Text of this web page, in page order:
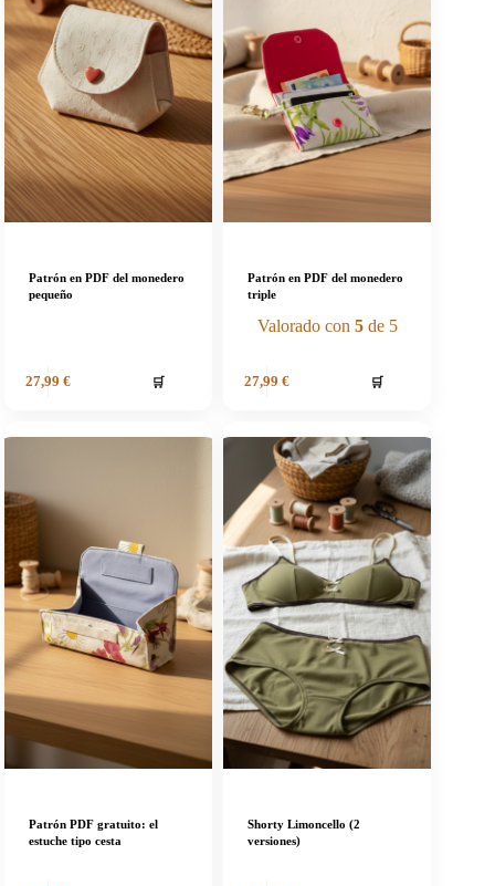
Patrón en PDF del monedero
pequeño
27,99 € 🛒
Patrón en PDF del monedero
triple
Valorado con 5de 5
27,99 € 🛒
Patrón PDF gratuito: el
estuche tipo cesta
Shorty Limoncello (2
versiones)